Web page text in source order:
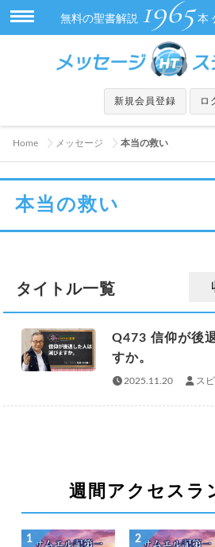
無料の聖書解説 1965 本
新規会員登録 ロ
Home メッセージ 本当の救い
本当の救い
タイトル一覧
Q473 信仰が後
すか。
2025.11.20 ス
週間アクセスラ
1 2